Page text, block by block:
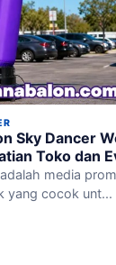
Sky Dancer
Toko dan
media
yang cocok unt...